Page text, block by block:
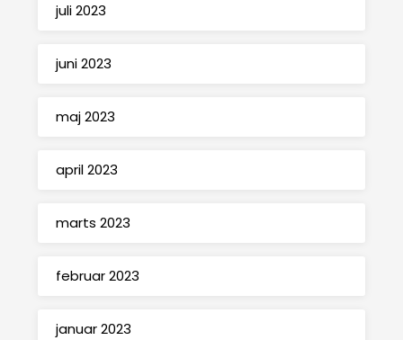
juli 2023
juni 2023
maj 2023
april 2023
marts 2023
februar 2023
januar 2023